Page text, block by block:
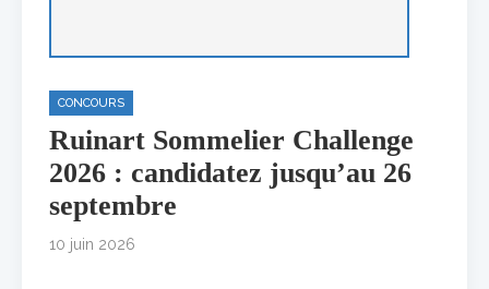
CONCOURS
Ruinart Sommelier Challenge
2026 : candidatez jusqu’au 26
septembre
10 juin 2026